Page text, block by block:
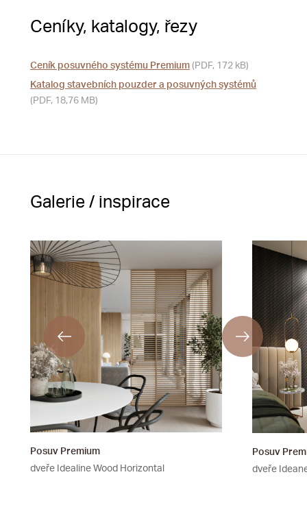
Ceníky, katalogy, řezy
Ceník posuvného systému Premium (PDF, 172 kB)
Katalog stavebních pouzder a posuvných systémů
(PDF, 18,76 MB)
Galerie / inspirace
Posuv Premium
dveře Idealine Wood Horizontal
Posuv
dveře